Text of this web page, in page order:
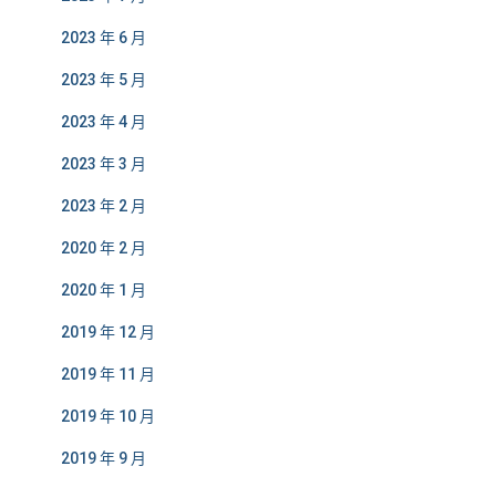
2023 年 6 月
2023 年 5 月
2023 年 4 月
2023 年 3 月
2023 年 2 月
2020 年 2 月
2020 年 1 月
2019 年 12 月
2019 年 11 月
2019 年 10 月
2019 年 9 月